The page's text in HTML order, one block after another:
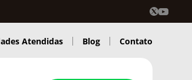
Atendidas Blog Contato